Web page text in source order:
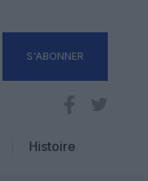
S'ABONNER
Histoire